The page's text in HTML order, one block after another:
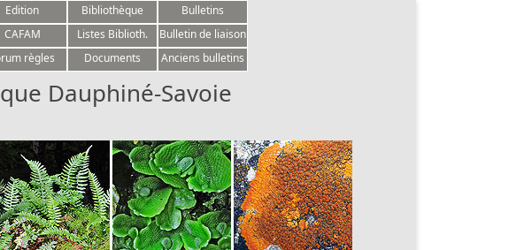
Edition Bibliothèque
Bulletins
CAFAM Listes Biblioth.
Bulletin de liaison
règles Documents Anciens bulletins
Dauphiné-Savoie